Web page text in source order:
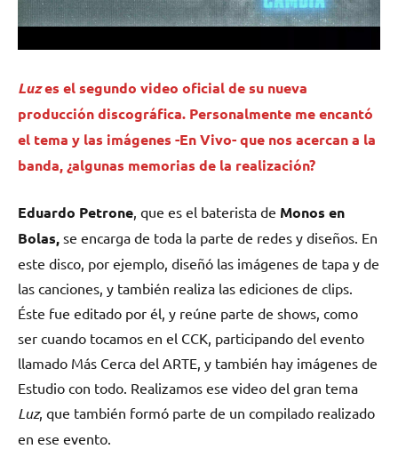
Luzes el segundo video oficial de su nueva
producción discográfica. Personalmente me encantó
el tema y las imágenes -En Vivo- que nos acercan a la
banda, ¿algunas memorias de la realización?
Eduardo Petrone, que es el baterista de Monos en
Bolas, se encarga de toda la parte de redes y diseños. En
este disco, por ejemplo, diseñó las imágenes de tapa y de
las canciones, y también realiza las ediciones de clips.
Éste fue editado por él, y reúne parte de shows, como
ser cuando tocamos en el CCK, participando del evento
llamado Más Cerca del ARTE, y también hay imágenes de
Estudio con todo. Realizamos ese video del gran tema
Luz, que también formó parte de un compilado realizado
en ese evento.